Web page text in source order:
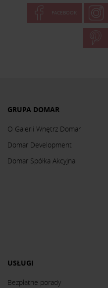
FACEBOOK
GRUPA DOMAR
O Galerii Wnętrz Domar
Domar Development
Domar Spółka Akcyjna
USŁUGI
Bezpłatne porady